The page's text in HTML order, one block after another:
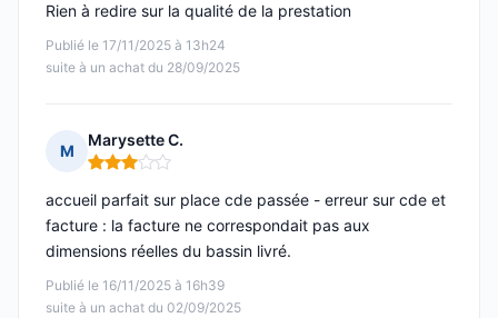
Publié le 17/11/2025 à 13h24
suite à un achat du 28/09/2025
Rien à redire sur la qualité de la prestation
M
Marysette C.
Note : 3 sur 5
Publié le 16/11/2025 à 16h39
suite à un achat du 02/09/2025
accueil parfait sur place cde passée - erreur sur cde et
facture : la facture ne correspondait pas aux
dimensions réelles du bassin livré.